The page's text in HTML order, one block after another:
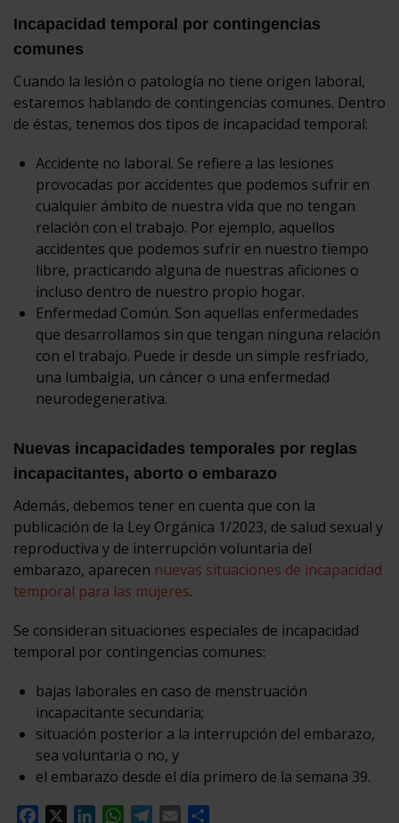
Incapacidad temporal por contingencias
comunes
Cuando la lesión o patología no tiene origen laboral,
estaremos hablando de contingencias comunes. Dentro
de éstas, tenemos dos tipos de incapacidad temporal:
Accidente no laboral. Se refiere a las lesiones
provocadas por accidentes que podemos sufrir en
cualquier ámbito de nuestra vida que no tengan
relación con el trabajo. Por ejemplo, aquellos
accidentes que podemos sufrir en nuestro tiempo
libre, practicando alguna de nuestras aficiones o
incluso dentro de nuestro propio hogar.
Enfermedad Común. Son aquellas enfermedades
que desarrollamos sin que tengan ninguna relación
con el trabajo. Puede ir desde un simple resfriado,
una lumbalgia, un cáncer o una enfermedad
neurodegenerativa.
Nuevas incapacidades temporales por reglas
incapacitantes, aborto o embarazo
Además, debemos tener en cuenta que con la
publicación de la Ley Orgánica 1/2023, de salud sexual y
reproductiva y de interrupción voluntaria del
embarazo, aparecen nuevas situaciones de incapacidad
temporal para las mujeres.
Se consideran situaciones especiales de incapacidad
temporal por contingencias comunes:
bajas laborales en caso de menstruación
incapacitante secundaria;
situación posterior a la interrupción del embarazo,
sea voluntaria o no, y
el embarazo desde el día primero de la semana 39.
Facebook
LinkedInWhatsApp
Telegram
Email